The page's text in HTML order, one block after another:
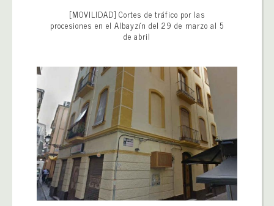
[MOVILIDAD] Cortes de tráfico por las
procesiones en el Albayzín del 29 de marzo al 5
de abril